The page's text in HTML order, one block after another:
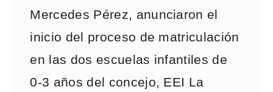
Mercedes Pérez, anunciaron el
inicio del proceso de matriculación
en las dos escuelas infantiles de
0-3 años del concejo, EEI La